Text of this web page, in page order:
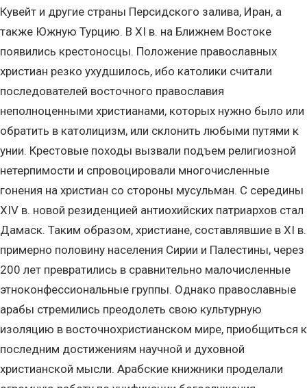
Кувейт и другие страны Персидского залива, Иран, а
также Южную Турцию. В XI в. на Ближнем Востоке
появились крестоносцы. Положение православных
христиан резко ухудшилось, ибо католики считали
последователей восточного православия
неполноценными христианами, которых нужно было или
обратить в католицизм, или склонить любыми путями к
унии. Крестовые походы вызвали подъем религиозной
нетерпимости и спровоцировали многочисленные
гонения на христиан со стороны мусульман. С середины
XIV в. новой резиденцией антиохийских патриархов стал
Дамаск. Таким образом, христиане, составлявшие в XI в.
примерно половину населения Сирии и Палестины, через
200 лет превратились в сравнительно малочисленные
этноконфессиональные группы. Однако православные
арабы стремились преодолеть свою культурную
изоляцию в восточнохристианском мире, приобщиться к
последним достижениям научной и духовной
христианской мысли. Арабские книжники проделали